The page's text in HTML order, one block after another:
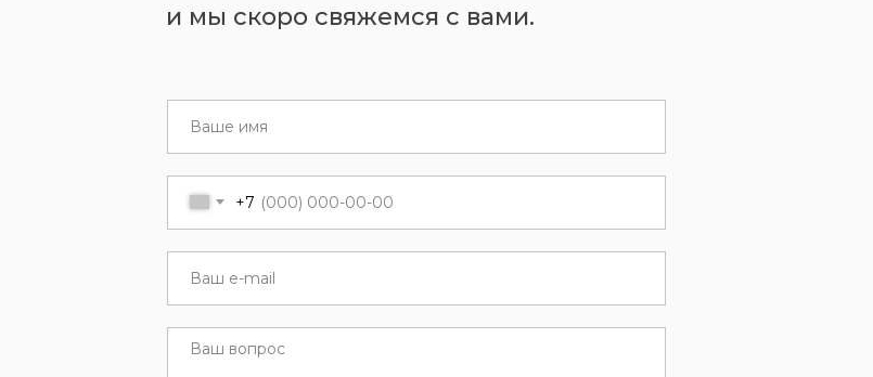
+7
и мы скоро свяжемся с вами.